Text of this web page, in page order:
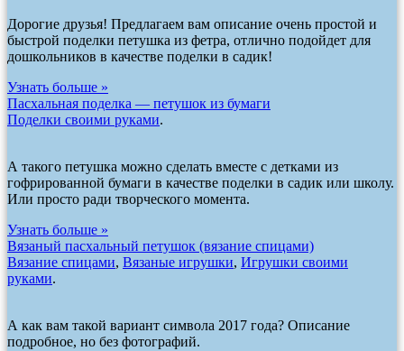
Дорогие друзья! Предлагаем вам описание очень простой и
быстрой поделки петушка из фетра, отлично подойдет для
дошкольников в качестве поделки в садик!
Узнать больше »
Пасхальная поделка — петушок из бумаги
Поделки своими руками.
А такого петушка можно сделать вместе с детками из
гофрированной бумаги в качестве поделки в садик или школу.
Или просто ради творческого момента.
Узнать больше »
Вязаный пасхальный петушок (вязание спицами)
Вязание спицами, Вязаные игрушки, Игрушки своими
руками.
А как вам такой вариант символа 2017 года? Описание
подробное, но без фотографий.